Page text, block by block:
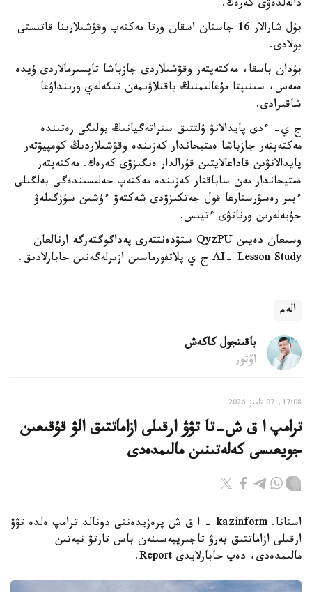
دالەلدەۋى كەرەك.
بۇل شارالار 16 جاستان اسقان ورتا مەكتەپ وقۋشىلارىنا قاتىستى
بولادى.
بۇدان باسقا، مەكتەپتەر وقۋشىلاردى جازباشا تاپسىرمالاردى ۇيدە
ەمەس، سىنىپتا مۇعالىمنىڭ باقىلاۋىمەن تىكەلەي ورىنداۋعا
شاقىرادى.
ج ي- ءدى پايدالانۋ ۇلتتىق ستراتەگيانىڭ بولىگى رەتىندە
مەكتەپتەر جازباشا ەمتيحاندار كەزىندە وقۋشىلاردىڭ كومپيۋتەر
پايدالانۋىن قاداعالايتىن قۇرالدار ەنگىزۋى كەرەك. مەكتەپتەر
ەمتيحاندار مەن ساباقتار كەزىندە مەكتەپ جەلىسىندەگى بەلگىلى
ءبىر رەسۋرستارعا قول جەتكىزۋدى شەكتەۋ ءۇشىن سۇزگىلەۋ
جۇيەلەرىن ورناتۋى ءتيىس.
وسىعان دەيىن QyzPU ستۋدەنتتەرى پەداگوگتەرگە ارنالعان
AI- Lesson Study ج ي پلاتفورماسىن ازىرلەگەنىن حابارلادىق.
الەم
باقىتجول كاكەش
اۆتور
17:08, 07 تامىز 2026
ترامپ ا ق ش-تا تۋۋ ارقىلى ازاماتتىق الۋ قۇقىعىن
جويعىسى كەلەتىنىن مالىمدەدى
استانا. kazinform - ا ق ش پرەزيدەنتى دونالد ترامپ ەلدە تۋۋ
ارقىلى ازاماتتىق بەرۋ تاجىريبەسىنەن باس تارتۋ نيەتىن
مالىمدەدى، دەپ حابارلايدى Report.